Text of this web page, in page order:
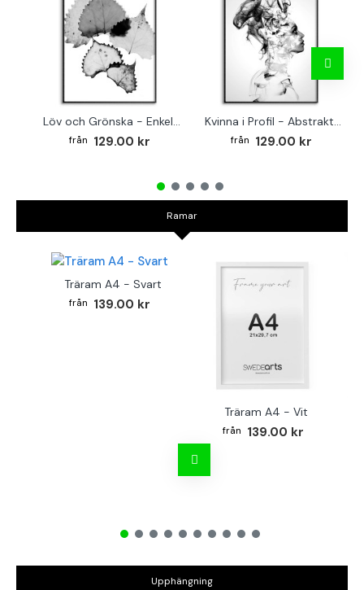
Löv och Grönska - Enkel Svartvit Botanisk Poster
129.00 kr
Kvinna i Profil - Abstrakt Fashion Poster
129.00 kr
Ramar
Träram A4 - Svart
139.00 kr
Träram A4 - Vit
139.00 kr
Upphängning